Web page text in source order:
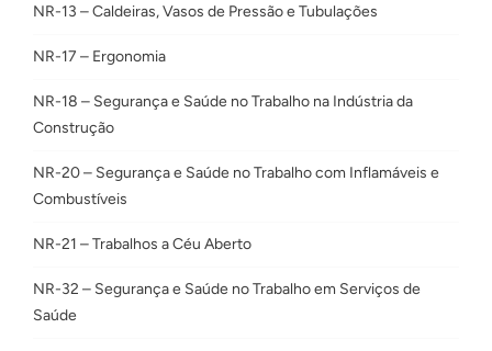
NR-13 – Caldeiras, Vasos de Pressão e Tubulações
NR-17 – Ergonomia
NR-18 – Segurança e Saúde no Trabalho na Indústria da
Construção
NR-20 – Segurança e Saúde no Trabalho com Inflamáveis e
Combustíveis
NR-21 – Trabalhos a Céu Aberto
NR-32 – Segurança e Saúde no Trabalho em Serviços de
Saúde